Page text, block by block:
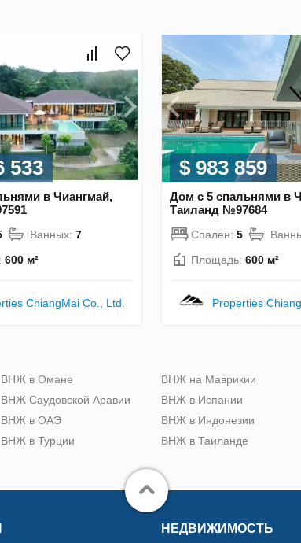
533
в Чиангмай,
Ванных: 7
600 м²
ChiangMai Co., Ltd.
$ 983 859
Дом с 5 спальнями в
Таиланд №97684
Спален: 5
Площадь: 600 м²
Properties
ВНЖ в Омане
ВНЖ Саудовской Аравии
ВНЖ в ОАЭ
ВНЖ в Турции
ВНЖ на Маврикии
ВНЖ в Испании
ВНЖ в Индонезии
ВНЖ в Таиланде
НЕДВИЖИМОСТЬ